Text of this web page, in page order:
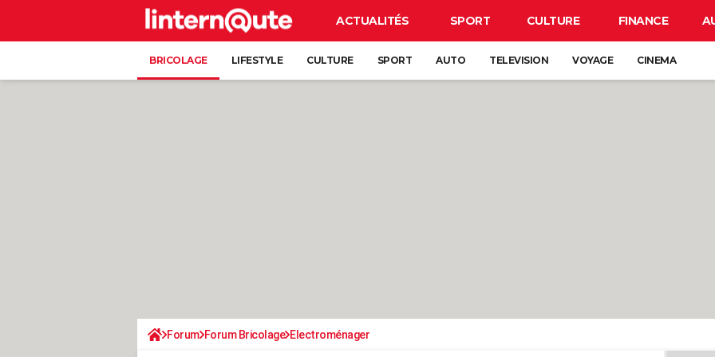
ACTUALITÉS SPORT CULTURE FINANCE
BRICOLAGE LIFESTYLE CULTURE SPORT AUTO TELEVISION VOYAGE CINEMA
Forum Forum Bricolage Electroménager